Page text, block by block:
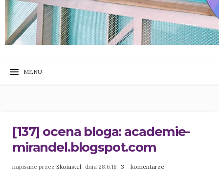
[137] ocena bloga: academie-
mirandel.blogspot.com
napisane przez Skoiastel dnia 28.6.18 3 – komentarze